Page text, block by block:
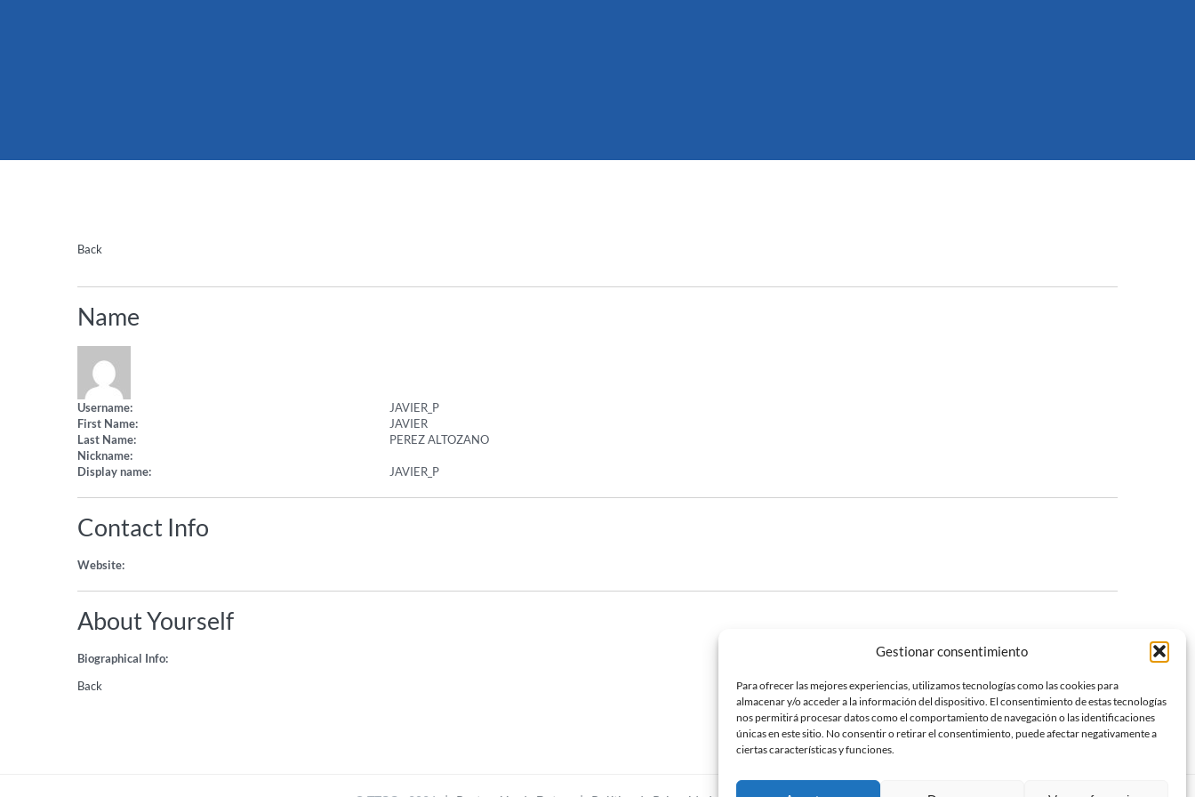
Gestionar consentimiento
Para ofrecer las mejores experiencias, utilizamos tecnologías como las cookies para
almacenar y/o acceder a la información del dispositivo. El consentimiento de estas tecnologías
nos permitirá procesar datos como el comportamiento de navegación o las identificaciones
únicas en este sitio. No consentir o retirar el consentimiento, puede afectar negativamente a
ciertas características y funciones.
Back
Name
Username:
JAVIER_P
First Name:
JAVIER
Last Name:
PEREZ ALTOZANO
Nickname:
Display name:
JAVIER_P
Contact Info
Website:
About Yourself
Biographical Info:
Back